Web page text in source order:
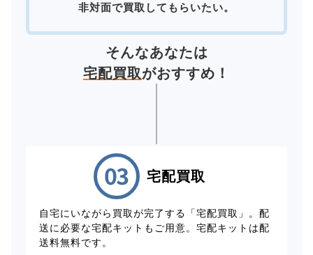
非対面で買取してもらいたい。
そんなあなたは
宅配買取がおすすめ！
宅配買取
自宅にいながら買取が完了する「宅配買取」。配
送に必要な宅配キットもご用意。宅配キットは配
送料無料です。